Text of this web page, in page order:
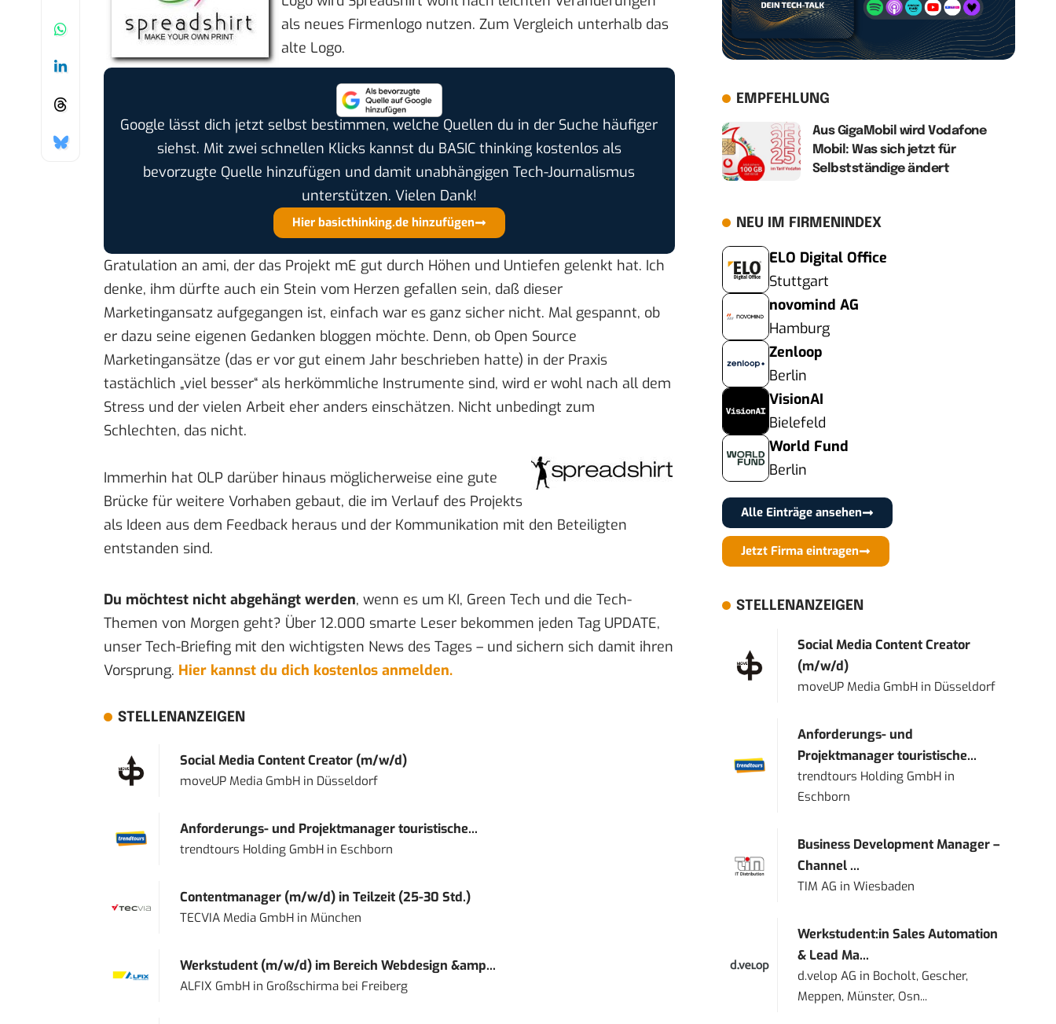
als neues Firmenlogo nutzen. Zum Vergleich unterhalb das
alte Logo.
Google lässt dich jetzt selbst bestimmen, welche Quellen du in der Suche häufiger
siehst. Mit zwei schnellen Klicks kannst du BASIC thinking kostenlos als
bevorzugte Quelle hinzufügen und damit unabhängigen Tech-Journalismus
unterstützen. Vielen Dank!
Hier basicthinking.de hinzufügen
Gratulation an ami, der das Projekt mE gut durch Höhen und Untiefen gelenkt hat. Ich
denke, ihm dürfte auch ein Stein vom Herzen gefallen sein, daß dieser
Marketingansatz aufgegangen ist, einfach war es ganz sicher nicht. Mal gespannt, ob
er dazu seine eigenen Gedanken bloggen möchte. Denn, ob Open Source
Marketingansätze (das er vor gut einem Jahr beschrieben hatte) in der Praxis
tastächlich „viel besser“ als herkömmliche Instrumente sind, wird er wohl nach all dem
Stress und der vielen Arbeit eher anders einschätzen. Nicht unbedingt zum
Schlechten, das nicht.
Immerhin hat OLP darüber hinaus möglicherweise eine gute
Brücke für weitere Vorhaben gebaut, die im Verlauf des Projekts
als Ideen aus dem Feedback heraus und der Kommunikation mit den Beteiligten
entstanden sind.
Du möchtest nicht abgehängt werden, wenn es um KI, Green Tech und die Tech-
Themen von Morgen geht? Über 12.000 smarte Leser bekommen jeden Tag UPDATE,
unser Tech-Briefing mit den wichtigsten News des Tages – und sichern sich damit ihren
Vorsprung. Hier kannst du dich kostenlos anmelden.
STELLENANZEIGEN
Social Media Content Creator (m/w/d)
moveUP Media GmbHin Düsseldorf
Anforderungs- und Projektmanager touristische...
trendtours Holding GmbHin Eschborn
Contentmanager (m/w/d) in Teilzeit (25-30 Std.)
TECVIA Media GmbHin München
Werkstudent (m/w/d) im Bereich Webdesign &amp...
ALFIX GmbHin Großschirma bei Freiberg
EMPFEHLUNG
Aus GigaMobil wird Vodafone
Mobil: Was sich jetzt für
Selbstständige ändert
NEU IM FIRMENINDEX
ELO Digital Office
Stuttgart
novomind AG
Hamburg
Zenloop
Berlin
VisionAI
Bielefeld
World Fund
Berlin
Alle Einträge ansehen
Jetzt Firma eintragen
STELLENANZEIGEN
Social Media Content Creator
(m/w/d)
moveUP Media GmbH in Düsseldorf
Anforderungs- und
Projektmanager touristische...
trendtours Holding GmbH in
Eschborn
Business Development Manager –
Channel ...
TIM AG inWiesbaden
Werkstudent:in Sales Automation
& Lead Ma...
d.velop AG in Bocholt, Gescher,
Meppen, Münster, Osn...